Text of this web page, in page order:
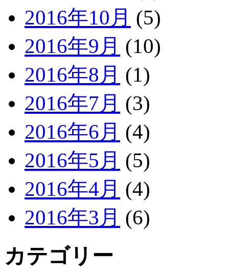
2016年10月 (5)
2016年9月 (10)
2016年8月 (1)
2016年7月 (3)
2016年6月 (4)
2016年5月 (5)
2016年4月 (4)
2016年3月 (6)
カテゴリー